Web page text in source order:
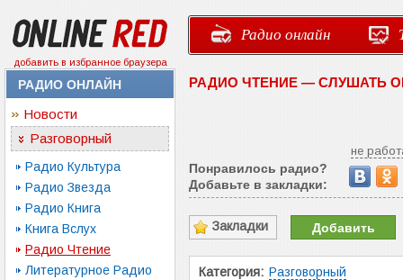
добавить в избранное браузера
Радио онлайн
РАДИО ОНЛАЙН
Новости
Разговорный
Радио Культура
Радио Звезда
Радио Книга
Книга Вслух
Радио Чтение
Литературное Радио
РАДИО ЧТЕНИЕ — СЛУШАТЬ
не
Понравилось радио?
Добавьте в закладки:
Закладки Добавить
Категория: Разговорный